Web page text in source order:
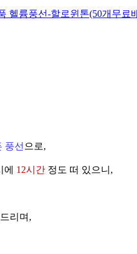
헬륨풍선-할로윈톤(50개무료
풍선 으로,
에 12시간 정도 떠 있으니,
리며,